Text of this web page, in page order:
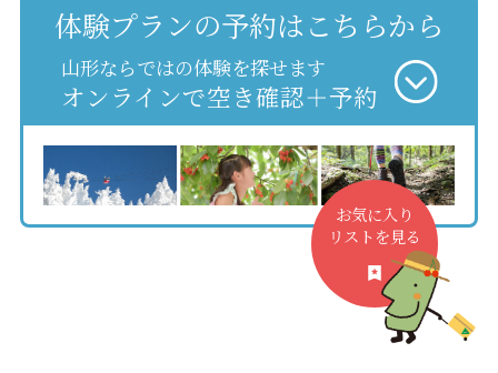
体験プランの予約はこちらから
山形ならではの体験を探せます
オンラインで空き確認＋予約
お気に入り
リストを見る